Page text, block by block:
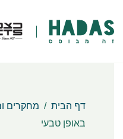
דף הבית / מחקרים
באופן טבעי